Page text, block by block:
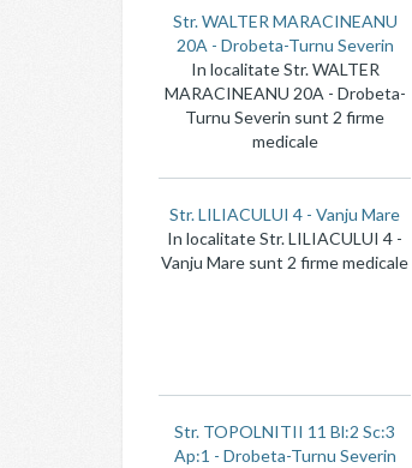
Str. WALTER MARACINEANU
20A - Drobeta-Turnu Severin
In localitate Str. WALTER
MARACINEANU 20A - Drobeta-
Turnu Severin sunt 2 firme
medicale
Str. LILIACULUI 4 - Vanju Mare
In localitate Str. LILIACULUI 4 -
Vanju Mare sunt 2 firme medicale
Str. TOPOLNITII 11 Bl:2 Sc:3
Ap:1 - Drobeta-Turnu Severin